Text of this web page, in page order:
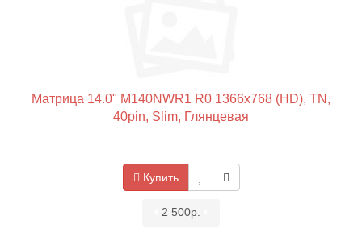
Матрица 14.0" M140NWR1 R0 1366x768 (HD), TN,
40pin, Slim, Глянцевая
Купить
2 500р.